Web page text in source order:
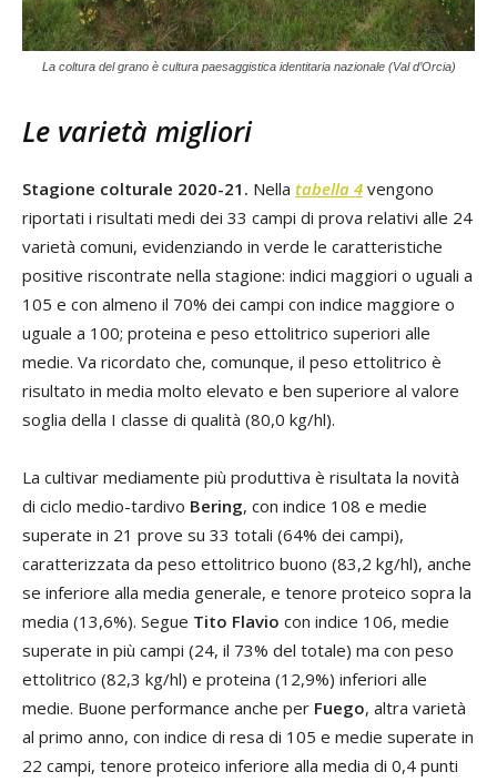
La coltura del grano è cultura paesaggistica identitaria nazionale (Val d’Orcia)
Le varietà migliori
Stagione colturale 2020-21. Nella tabella 4 vengono
riportati i risultati medi dei 33 campi di prova relativi alle 24
varietà comuni, evidenziando in verde le caratteristiche
positive riscontrate nella stagione: indici maggiori o uguali a
105 e con almeno il 70% dei campi con indice maggiore o
uguale a 100; proteina e peso ettolitrico superiori alle
medie. Va ricordato che, comunque, il peso ettolitrico è
risultato in media molto elevato e ben superiore al valore
soglia della I classe di qualità (80,0 kg/hl).
La cultivar mediamente più produttiva è risultata la novità
di ciclo medio-tardivo Bering, con indice 108 e medie
superate in 21 prove su 33 totali (64% dei campi),
caratterizzata da peso ettolitrico buono (83,2 kg/hl), anche
se inferiore alla media generale, e tenore proteico sopra la
media (13,6%). Segue Tito Flavio con indice 106, medie
superate in più campi (24, il 73% del totale) ma con peso
ettolitrico (82,3 kg/hl) e proteina (12,9%) inferiori alle
medie. Buone performance anche per Fuego, altra varietà
al primo anno, con indice di resa di 105 e medie superate in
22 campi, tenore proteico inferiore alla media di 0,4 punti